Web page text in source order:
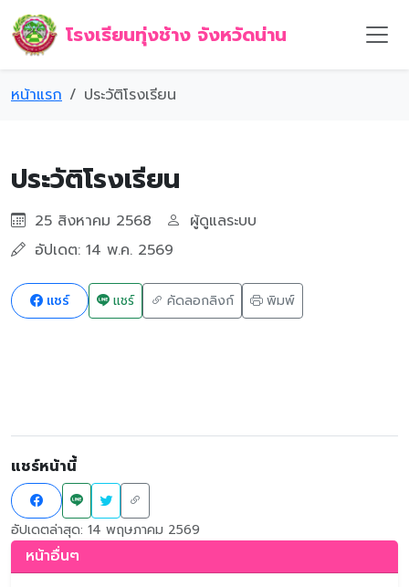
โรงเรียนทุ่งช้าง จังหวัดน่าน
หน้าแรก ประวัติโรงเรียน
ประวัติโรงเรียน
25 สิงหาคม 2568
ผู้ดูแลระบบ
อัปเดต: 14 พ.ค. 2569
แชร์ แชร์ คัดลอกลิงก์ พิมพ์
แชร์หน้านี้
อัปเดตล่าสุด: 14 พฤษภาคม 2569
หน้าอื่นๆ